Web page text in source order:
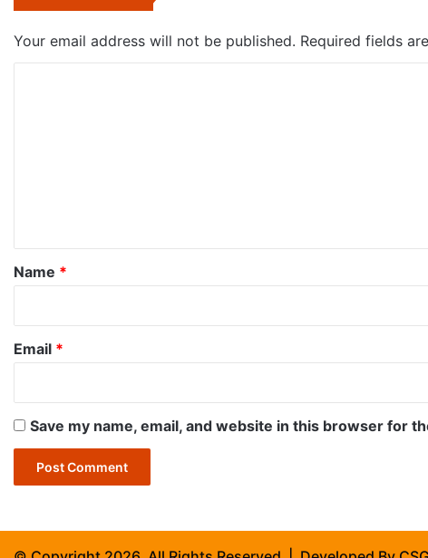
Your email address will not be published. Required fields
*
Name *
Email *
Save my name, email, and website in this browser for